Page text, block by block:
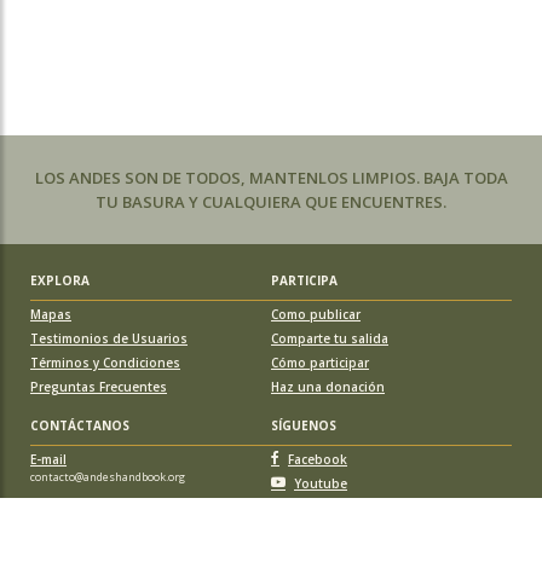
LOS ANDES SON DE TODOS, MANTENLOS LIMPIOS. BAJA TODA
TU BASURA Y CUALQUIERA QUE ENCUENTRES.
EXPLORA
PARTICIPA
Mapas
Testimonios de Usuarios
Términos y Condiciones
Preguntas Frecuentes
Como publicar
Comparte tu salida
Cómo participar
Haz una donación
CONTÁCTANOS
SÍGUENOS
E-mail
contacto@andeshandbook.org
Facebook
Youtube